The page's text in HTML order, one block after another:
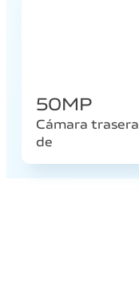
50MP
Cámara trasera
de